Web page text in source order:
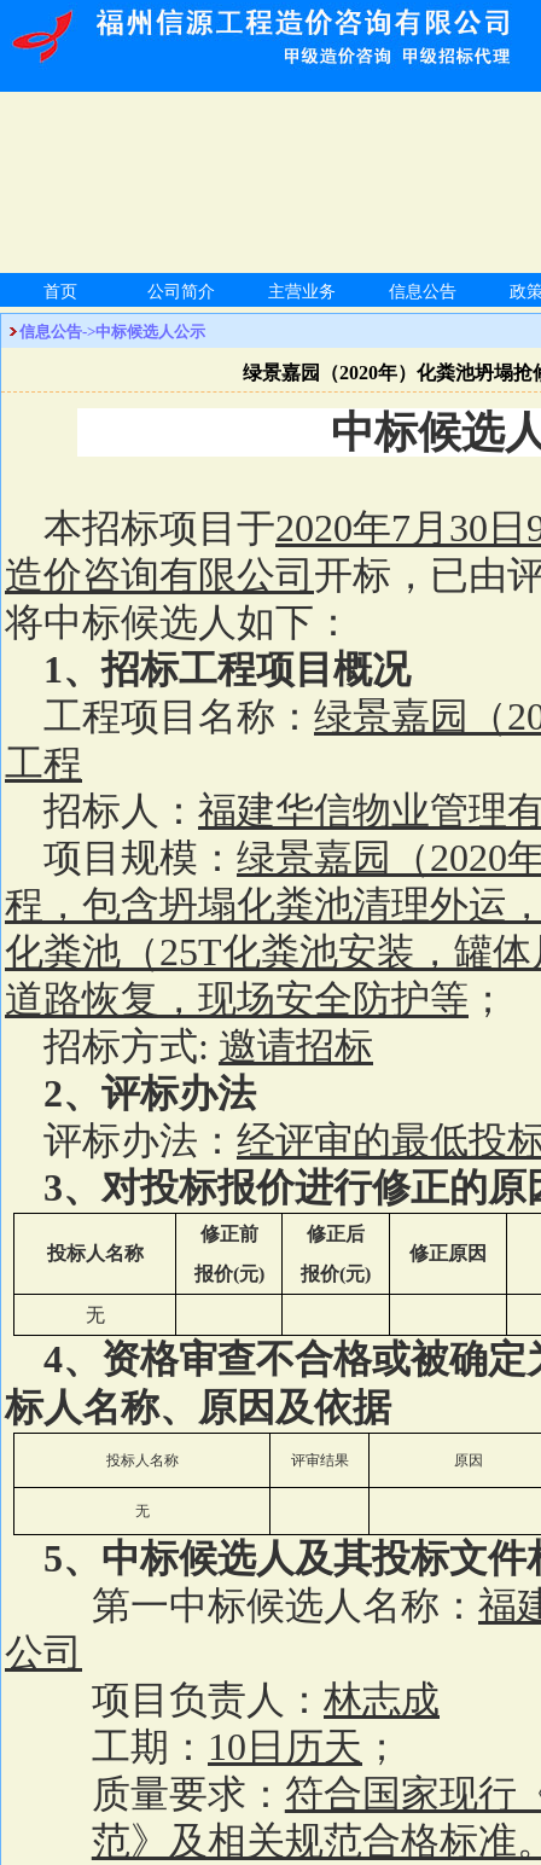
首页 公司简介 主营业务 信息公告 政
信息公告->中标候选人公示
绿景嘉园（2020年）化粪池坍塌
中标候选
本招标项目于2020年7月 30 日
造价咨询有限公司 开标，已由
将中标候选人如下：
1、招标工程项目概况
工程项目名称： 绿景嘉园（
工程
招标人： 福建华信物业管理
项目规模： 绿景嘉园（2020
程，包含坍塌化粪池清理外运
化粪池（25T化粪池安装，罐
道路恢复，现场安全防护等 ；
招标方式: 邀请招标
2、评标办法
评标办法： 经评审的最低投
3、对投标报价进行修正的
投标人名称
修正前
报价(元)
修正后
报价(元)
修正原因
无
4、资格审查不合格或被确
标人名称、原因及依据
投标人名称 评审结果 原因
无
5、中标候选人及其投标文件
第一中标候选人名称： 福
公司
项目负责人： 林志成
工期： 10 日历天 ；
质量要求： 符合国家现行
范》及相关规范合格标准